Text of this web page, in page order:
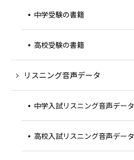
中学受験の書籍
高校受験の書籍
リスニング音声データ
中学入試リスニング音声データ
高校入試リスニング音声データ